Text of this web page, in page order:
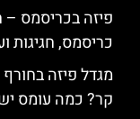
פיזה בכריסמס –
כריסמס, חגיגות
מגדל פיזה
קר? כמה עומס